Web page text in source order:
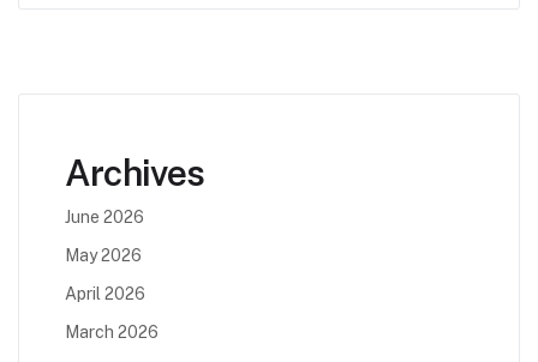
Archives
June 2026
May 2026
April 2026
March 2026